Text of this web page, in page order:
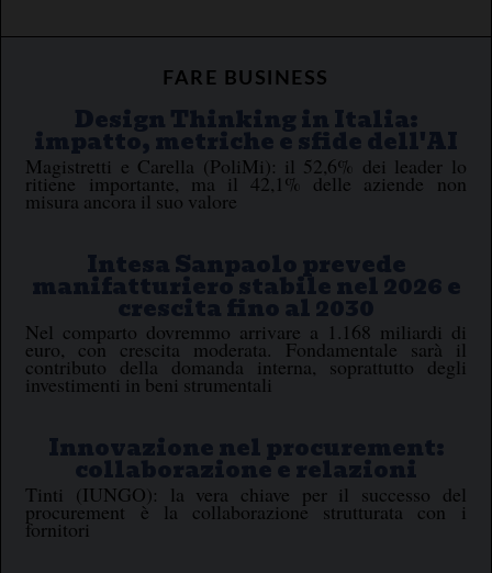
FARE BUSINESS
Design Thinking in Italia:
impatto, metriche e sfide dell'AI
Magistretti e Carella (PoliMi): il 52,6% dei leader lo
ritiene importante, ma il 42,1% delle aziende non
misura ancora il suo valore
Intesa Sanpaolo prevede
manifatturiero stabile nel 2026 e
crescita fino al 2030
Nel comparto dovremmo arrivare a 1.168 miliardi di
euro, con crescita moderata. Fondamentale sarà il
contributo della domanda interna, soprattutto degli
investimenti in beni strumentali
Innovazione nel procurement:
collaborazione e relazioni
Tinti (IUNGO): la vera chiave per il successo del
procurement è la collaborazione strutturata con i
fornitori